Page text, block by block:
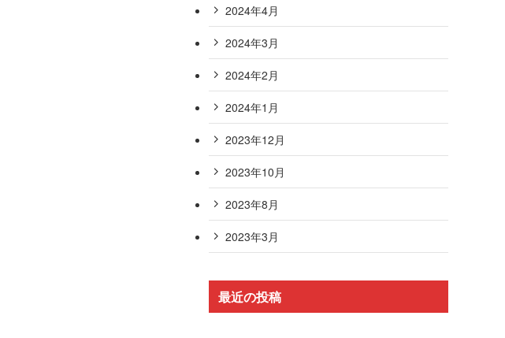
2024年4月
2024年3月
2024年2月
2024年1月
2023年12月
2023年10月
2023年8月
2023年3月
最近の投稿